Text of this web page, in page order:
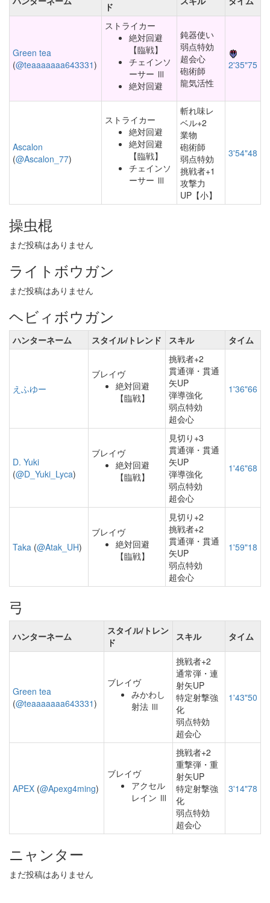
ド
Green tea
(@teaaaaaaa643331)
ストライカー
絶対回避
【臨戦】
チェインソ
ーサー Ⅲ
絶対回避
鈍器使い
弱点特効
超会心
砲術師
龍気活性
2'35"75
Ascalon
(@Ascalon_77)
ストライカー
絶対回避
絶対回避
【臨戦】
チェインソ
ーサー Ⅲ
斬れ味レ
ベル+2
業物
砲術師
弱点特効
挑戦者+1
攻撃力
UP【小】
3'54"48
操虫棍
まだ投稿はありません
ライトボウガン
まだ投稿はありません
ヘビィボウガン
ハンターネーム スタイル/トレンド スキル タイム
えふゆー
ブレイヴ
絶対回避
【臨戦】
挑戦者+2
貫通弾・貫通
矢UP
弾導強化
弱点特効
超会心
1'36"66
D. Yuki
(@D_Yuki_Lyca)
ブレイヴ
絶対回避
【臨戦】
見切り+3
貫通弾・貫通
矢UP
弾導強化
弱点特効
超会心
1'46"68
Taka (@Atak_UH)
ブレイヴ
絶対回避
【臨戦】
見切り+2
挑戦者+2
貫通弾・貫通
矢UP
弱点特効
超会心
1'59"18
弓
ハンターネーム
スタイル/トレン
ド
スキル タイム
Green tea
(@teaaaaaaa643331)
ブレイヴ
みかわし
射法 Ⅲ
挑戦者+2
通常弾・連
射矢UP
特定射撃強
化
弱点特効
超会心
1'43"50
APEX (@Apexg4ming)
ブレイヴ
アクセル
レイン Ⅲ
挑戦者+2
重撃弾・重
射矢UP
特定射撃強
化
弱点特効
超会心
3'14"78
ニャンター
まだ投稿はありません